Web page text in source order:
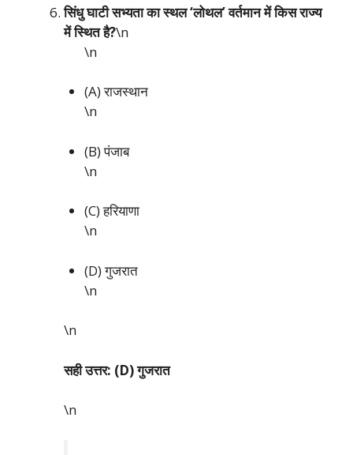
सिंधु घाटी सभ्यता का स्थल ‘लोथल’ वर्तमान में किस राज्य
में स्थित है?\n
\n
(A) राजस्थान
\n
(B) पंजाब
\n
(C) हरियाणा
\n
(D) गुजरात
\n
\n
सही उत्तर: (D) गुजरात
\n